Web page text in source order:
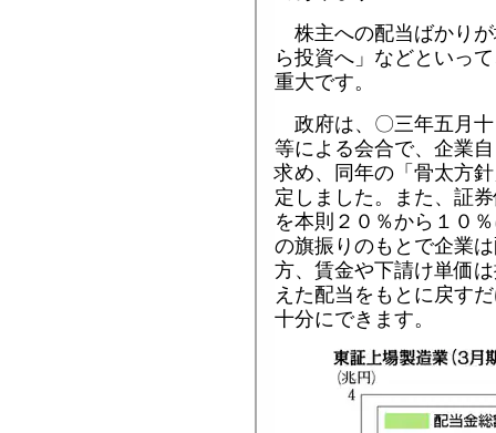
株主への配当ばかり
ら投資へ」などといっ
重大です。
政府は、〇三年五月
等による会合で、企業
求め、同年の「骨太方
定しました。また、証
を本則２０％から１０
の旗振りのもとで企業
方、賃金や下請け単価
えた配当をもとに戻す
十分にできます。